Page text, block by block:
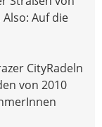
Auf die
CityRadeln
von 2010